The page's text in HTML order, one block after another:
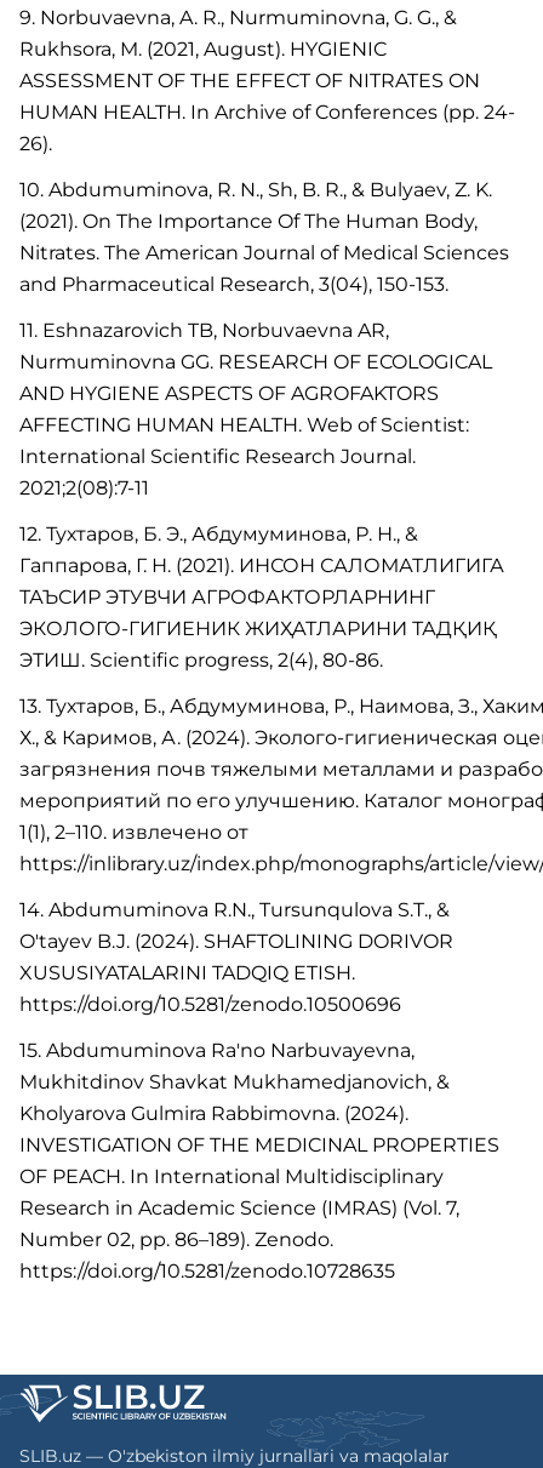
9. Norbuvaevna, A. R., Nurmuminovna, G. G., &
Rukhsora, M. (2021, August). HYGIENIC
ASSESSMENT OF THE EFFECT OF NITRATES ON
HUMAN HEALTH. In Archive of Conferences (pp. 24-
26).
10. Abdumuminova, R. N., Sh, B. R., & Bulyaev, Z. K.
(2021). On The Importance Of The Human Body,
Nitrates. The American Journal of Medical Sciences
and Pharmaceutical Research, 3(04), 150-153.
11. Eshnazarovich TB, Norbuvaevna AR,
Nurmuminovna GG. RESEARCH OF ECOLOGICAL
AND HYGIENE ASPECTS OF AGROFAKTORS
AFFECTING HUMAN HEALTH. Web of Scientist:
International Scientific Research Journal.
2021;2(08):7-11
12. Тухтаров, Б. Э., Абдумуминова, Р. Н., &
Гаппарова, Г. Н. (2021). ИНСОН САЛОМАТЛИГИГА
ТАЪСИР ЭТУВЧИ АГРОФАКТОРЛАРНИНГ
ЭКОЛОГО-ГИГИЕНИК ЖИҲАТЛАРИНИ ТАДҚИҚ
ЭТИШ. Scientific progress, 2(4), 80-86.
13. Тухтаров, Б., Абдумуминова, Р., Наимова, З.,
Х., & Каримов, А. (2024). Эколого-гигиеническая
загрязнения почв тяжелыми металлами и
мероприятий по его улучшению. Каталог
1(1), 2–110. извлечено от
https://inlibrary.uz/index.php/monographs/article/view/
14. Abdumuminova R.N., Tursunqulova S.T., &
O'tayev B.J. (2024). SHAFTOLINING DORIVOR
XUSUSIYATALARINI TADQIQ ETISH.
https://doi.org/10.5281/zenodo.10500696
15. Abdumuminova Ra'no Narbuvayevna,
Mukhitdinov Shavkat Mukhamedjanovich, &
Kholyarova Gulmira Rabbimovna. (2024).
INVESTIGATION OF THE MEDICINAL PROPERTIES
OF PEACH. In International Multidisciplinary
Research in Academic Science (IMRAS) (Vol. 7,
Number 02, pp. 86–189). Zenodo.
https://doi.org/10.5281/zenodo.10728635
SLIB.uz — O'zbekiston ilmiy jurnallari va maqolalar